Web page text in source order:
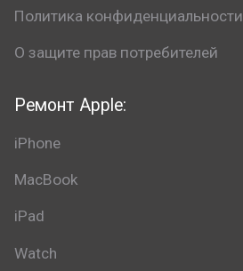
Ремонт Apple:
iPhone
MacBook
iPad
Watch
Политика конфиденциальности
О защите прав потребителей